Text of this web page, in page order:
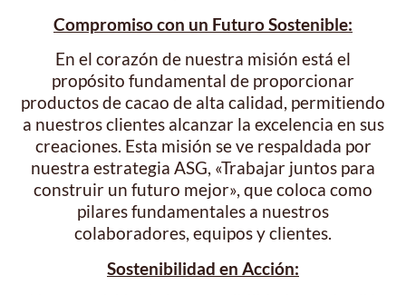
Compromiso con un Futuro Sostenible:
En el corazón de nuestra misión está el
propósito fundamental de proporcionar
productos de cacao de alta calidad, permitiendo
a nuestros clientes alcanzar la excelencia en sus
creaciones. Esta misión se ve respaldada por
nuestra estrategia ASG, «Trabajar juntos para
construir un futuro mejor», que coloca como
pilares fundamentales a nuestros
colaboradores, equipos y clientes.
Sostenibilidad en Acción: